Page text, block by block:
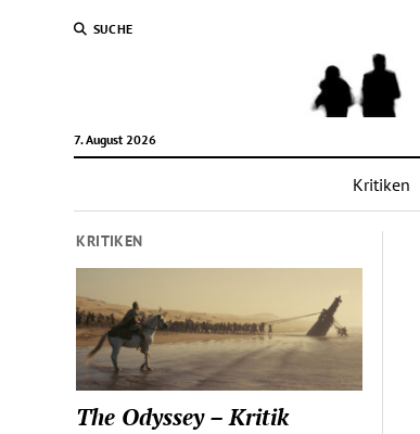
SUCHE
7. August 2026
Kritiken
KRITIKEN
The Odyssey – Kritik